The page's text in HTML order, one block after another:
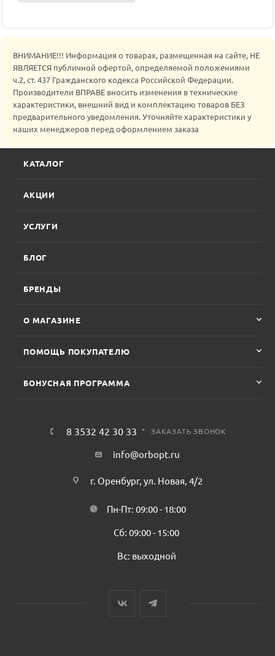
ВНИМАНИЕ!!! Информация о товарах, размещенная на сайте, НЕ
ЯВЛЯЕТСЯ публичной офертой, определяемой положениями
ч.2, ст. 437 Гражданского кодекса Российской Федерации.
Производители ВПРАВЕ вносить изменения в технические
характеристики, внешний вид и комплектацию товаров БЕЗ
предварительного уведомления. Уточняйте характеристики у
наших менеджеров перед оформлением заказа
КАТАЛОГ
АКЦИИ
УСЛУГИ
БЛОГ
БРЕНДЫ
О МАГАЗИНЕ
ПОМОЩЬ ПОКУПАТЕЛЮ
БОНУСНАЯ ПРОГРАММА
8 3532 42 30 33 ЗАКАЗАТЬ ЗВОНОК
info@orbopt.ru
г. Оренбург, ул. Новая, 4/2
Пн-Пт: 09:00 - 18:00
Сб: 09:00 - 15:00
Вс: выходной